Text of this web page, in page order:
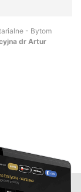
- Bytom
dr Artur